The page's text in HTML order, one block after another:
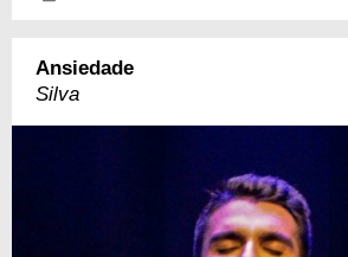
Ansiedade
Silva